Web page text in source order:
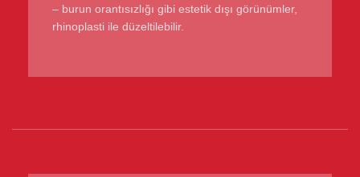
– burun orantısızlığı gibi estetik dışı görünümler,
rhinoplasti ile düzeltilebilir.